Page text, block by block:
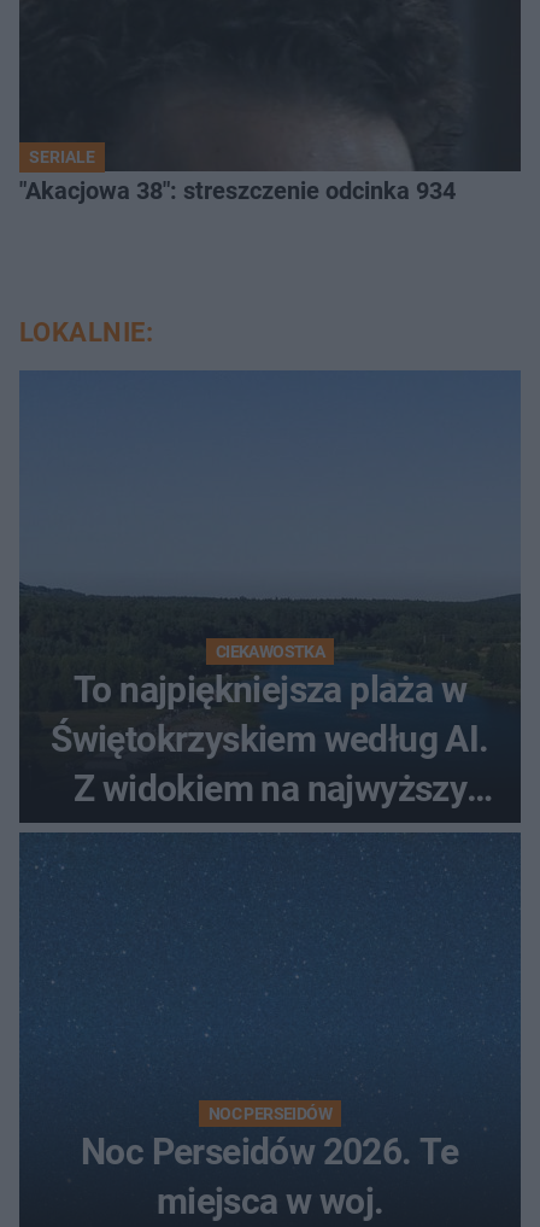
SERIALE
"Akacjowa 38": streszczenie odcinka 934
LOKALNIE:
CIEKAWOSTKA
To najpiękniejsza plaża w
Świętokrzyskiem według AI.
Z widokiem na najwyższy
szczyt Gór Świętokrzyskich
NOC PERSEIDÓW
Noc Perseidów 2026. Te
miejsca w woj.